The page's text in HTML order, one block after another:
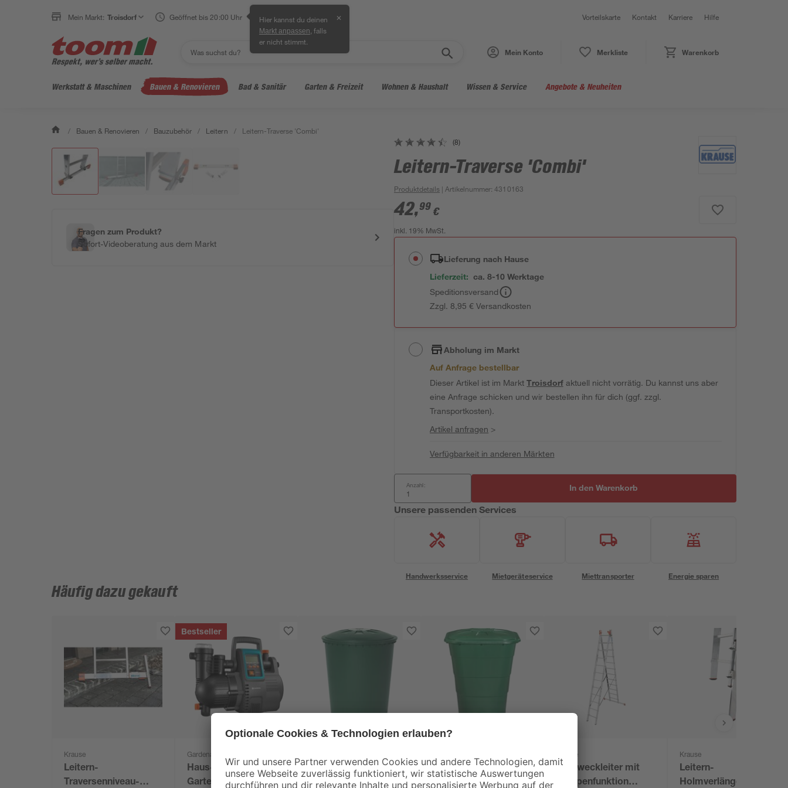
Mein Markt: Troisdorf Geöffnet bis 20:00 Uhr Hier kannst du deinen
Markt anpassen , falls
er nicht stimmt.
✕ Vorteilskarte Kontakt Karriere Hilfe
Mein Konto Merkliste Warenkorb
Werkstatt & Maschinen Bauen & Renovieren Bad & Sanitär Garten & Freizeit Wohnen & Haushalt Wissen & Service Angebote & Neuheiten
/ Bauen & Renovieren / Bauzubehör / Leitern / Leitern-Traverse 'Combi'
Fragen zum Produkt?
Sofort-Videoberatung aus dem Markt
(8)
Leitern-Traverse 'Combi'
Produktdetails | Artikelnummer:4310163
42,99 €
inkl. 19% MwSt.
Lieferung nach Hause
Lieferzeit: ca. 8-10 Werktage
Speditionsversand
Zzgl. 8,95 € Versandkosten
Abholung im Markt
Auf Anfrage bestellbar
Dieser Artikel ist im MarktTroisdorfaktuell nicht vorrätig. Du kannst uns aber
eine Anfrage schicken und wir bestellen ihn für dich (ggf. zzgl.
Transportkosten).
Artikel anfragen >
Verfügbarkeit in anderen Märkten
Anzahl: In den Warenkorb
Unsere passenden Services
Handwerksservice Mietgeräteservice Miettransporter Energie sparen
Häufig dazu gekauft
Krause
Leitern-
Traversenniveau-
Bestseller
Gardena
Haus- und
Gartenautomat
Regentonne 'Basic-
Line' tannengrün 210 l
Regentonne
tannengrün 203 l mit
Krause
Vielzweckleiter mit
Treppenfunktion
Krause
Leitern-
Holmverlängerung